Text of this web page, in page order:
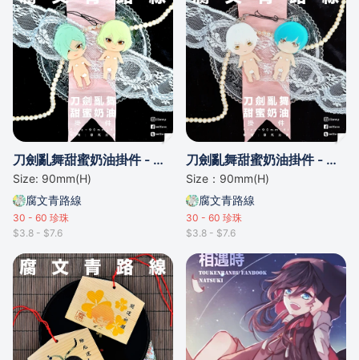
刀劍亂舞甜蜜奶油掛件 - 源氏兄弟
Size: 90mm(H)
腐文青路線
30 - 60 珍珠
$3.8 - $7.6
刀劍亂舞甜蜜奶油掛件 - 鶴丸&一期
Size：90mm(H)
腐文青路線
30 - 60 珍珠
$3.8 - $7.6